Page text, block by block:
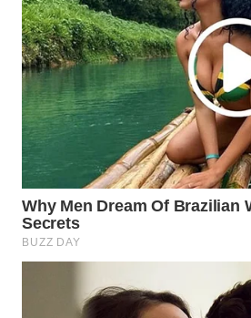
ALPERKLINAS
FORJASIDA
TAMBANG
NEWS
SITUNGIR
NEWS
SIDIKALANG